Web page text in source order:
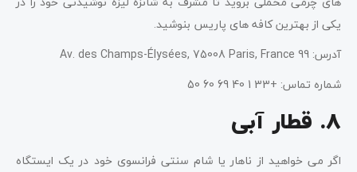
یکی از بهترین کافه های پاریس بنوشید.
آدرس: 99 Av. des Champs-Élysées, 75008 Paris, France
شماره تماس: +33 1 40 69 60 50
8. قطار آبی
اگر می خواهید از ناهار یا شام سنتی فرانسوی خود در یک ایستگاه